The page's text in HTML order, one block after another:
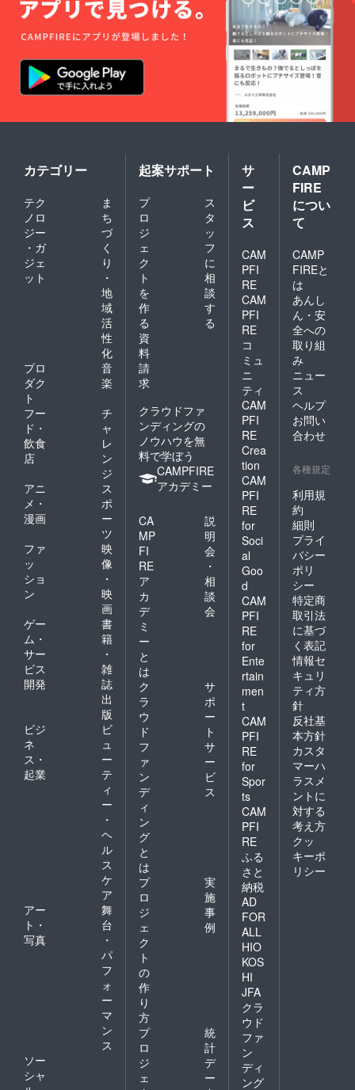
カテゴリー
テク
ノロ
ジー
・ガ
ジェ
ット
ま
ち
づ
く
り
・
地
域
活
性
化
プロ
ダク
ト
音
楽
フー
ド・
飲食
店
チ
ャ
レ
ン
ジ
アニ
メ・
漫画
ス
ポ
ー
ツ
ファ
ッ
ショ
ン
映
像
・
映
画
ゲー
ム・
サー
ビス
開発
書
籍
・
雑
誌
出
版
ビジ
ネ
ス・
起業
ビ
ュ
ー
テ
ィ
ー
・
ヘ
ル
ス
ケ
ア
アー
ト・
写真
舞
台
・
パ
フ
ォ
ー
マ
ン
ス
ソー
シャ
起案サポート
プ
ロ
ジ
ェ
ク
ト
を
作
る
ス
タ
ッ
フ
に
相
談
す
る
資
料
請
求
クラウドファ
ンディングの
ノウハウを無
料で学ぼう
CAMPFIRE
アカデミー
CA
MP
FI
RE
ア
カ
デ
ミ
ー
と
は
説
明
会
・
相
談
会
ク
ラ
ウ
ド
フ
ァ
ン
デ
ィ
ン
グ
と
は
サ
ポ
ー
ト
サ
ー
ビ
ス
プ
ロ
ジ
ェ
ク
ト
の
作
り
方
実
施
事
例
プ
ロ
ジ
ェ
統
計
デ
ー
サ
ー
ビ
ス
CAM
PFI
RE
CAM
PFI
RE
コ
ミュ
ニ
ティ
CAM
PFI
RE
Crea
tion
CAM
PFI
RE
for
Soci
al
Goo
d
CAM
PFI
RE
for
Ente
rtain
men
t
CAM
PFI
RE
for
Spor
ts
CAM
PFI
RE
ふる
さと
納税
AD
FOR
ALL
HIO
KOS
HI
JFA
クラ
ウド
ファ
ン
ディ
ング
CAMP
FIRE
につい
て
CAMP
FIREと
は
あんし
ん・安
全への
取り組
み
ニュー
ス
ヘルプ
お問い
合わせ
各種規定
利用規
約
細則
プライ
バシー
ポリ
シー
特定商
取引法
に基づ
く表記
情報セ
キュリ
ティ方
針
反社基
本方針
カスタ
マーハ
ラスメ
ントに
対する
考え方
クッ
キーポ
リシー